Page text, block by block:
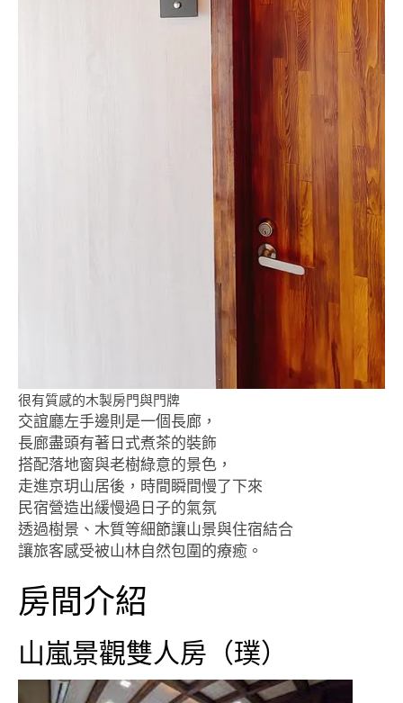
很有質感的木製房門與門牌
交誼廳左手邊則是一個長廊，
長廊盡頭有著日式煮茶的裝飾
搭配落地窗與老樹綠意的景色，
走進京玥山居後，時間瞬間慢了下來
民宿營造出緩慢過日子的氣氛
透過樹景、木質等細節讓山景與住宿結合
讓旅客感受被山林自然包圍的療癒。
房間介紹
山嵐景觀雙人房（璞）